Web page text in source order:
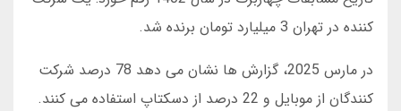
کننده در تهران 3 میلیارد تومان برنده شد.
در مارس 2025، گزارش ها نشان می دهد 78 درصد شرکت
کنندگان از موبایل و 22 درصد از دسکتاپ استفاده می کنند.